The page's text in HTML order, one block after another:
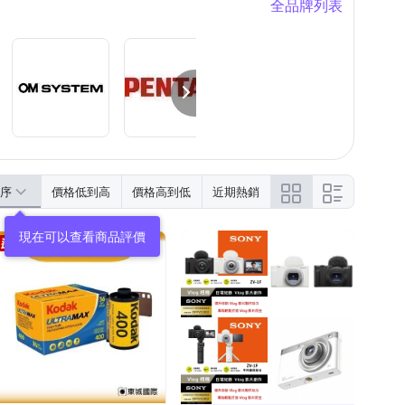
全品牌列表
價格低到高 價格高到低 近期熱銷
現在可以查看商品評價